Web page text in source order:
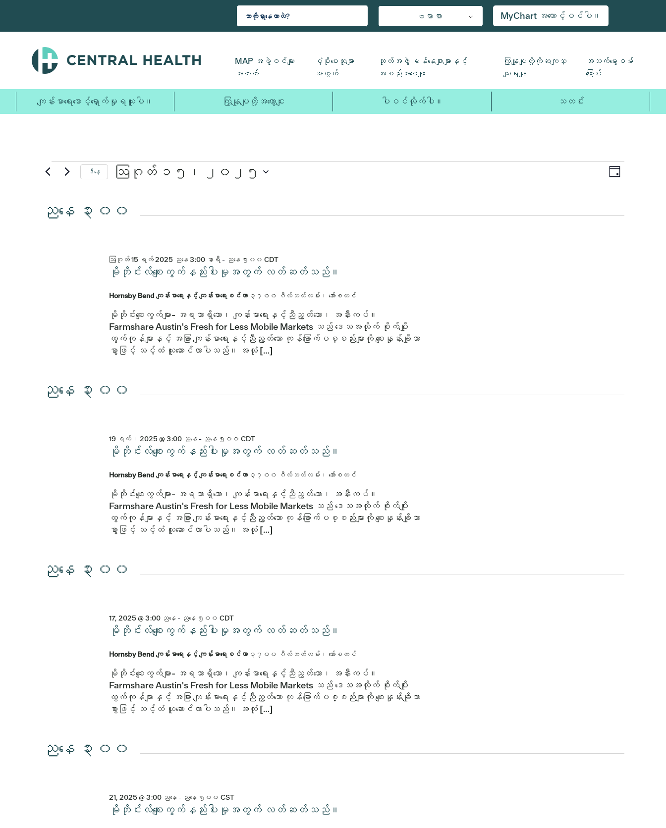
သို့
ပါ။
ဗမာစာ MyChart အကောင့်ဝင်ပါ။
MAP အဖွဲ့ဝင်များ
အတွက်
ပံ့ပိုးပေးသူများ
အတွက်
ဘုတ်အဖွဲ့ မန်နေဂျာများနှင့်
အစည်းအဝေးများ
ကြှနျုပျတို့ကိုဆကျသှ
ယျရနျ
အသက်မွေးဝမ်း
ကြောင်း
ကျန်းမာရေးစောင့်ရှောက်မှုရယူပါ။ ကြှနျုပျတို့အကွောငျး ပါဝင်လိုက်ပါ။ သတင်း
ဩဂုတ်
15,
အတွက်
အဲ့
ဒါနဲ့
Views
ပွဲ
နေ့
ဒီနေ့ ဩဂုတ် ၁၅၊ ၂၀၂၅
ရွေး
ညနေ ၃း၀၀
မိုဘိုင်းလ်စျေးကွက်နည်းပါးမှုအတွက် လတ်ဆတ်သည်။
ဩဂုတ် 15 ရက် 2025 ညနေ 3:00 နာရီ - ညနေ ၅း၀၀ CDT
Hornsby Bend ကျန်းမာရေးနှင့် ကျန်းမာရေးစင်တာ ၃၇၀၀ ဂီလ်ဘတ်လမ်း၊ အော်စတင်
မိုဘိုင်းစျေးကွက်များ- အရသာရှိသော၊ ကျန်းမာရေးနှင့်ညီညွတ်သော၊ အနီးကပ်။
Farmshare Austin's Fresh for Less Mobile Markets သည် ဒေသအလိုက် စိုက်ပျိုး
ထွက်ကုန်များနှင့် အခြား ကျန်းမာရေးနှင့်ညီညွတ်သော ကုန်ခြောက်ပစ္စည်းများကို စျေးနှုန်းချိုသာ
စွာဖြင့် သင့်ထံ ယူဆောင်လာပါသည်။ အလုံ […]
ညနေ ၃း၀၀
မိုဘိုင်းလ်စျေးကွက်နည်းပါးမှုအတွက် လတ်ဆတ်သည်။
19 ရက်၊ 2025 @ 3:00 ညနေ- ညနေ ၅း၀၀ CDT
Hornsby Bend ကျန်းမာရေးနှင့် ကျန်းမာရေးစင်တာ ၃၇၀၀ ဂီလ်ဘတ်လမ်း၊ အော်စတင်
မိုဘိုင်းစျေးကွက်များ- အရသာရှိသော၊ ကျန်းမာရေးနှင့်ညီညွတ်သော၊ အနီးကပ်။
Farmshare Austin's Fresh for Less Mobile Markets သည် ဒေသအလိုက် စိုက်ပျိုး
ထွက်ကုန်များနှင့် အခြား ကျန်းမာရေးနှင့်ညီညွတ်သော ကုန်ခြောက်ပစ္စည်းများကို စျေးနှုန်းချိုသာ
စွာဖြင့် သင့်ထံ ယူဆောင်လာပါသည်။ အလုံ […]
ညနေ ၃း၀၀
မိုဘိုင်းလ်စျေးကွက်နည်းပါးမှုအတွက် လတ်ဆတ်သည်။
17, 2025 @ 3:00 ညနေ- ညနေ ၅း၀၀ CDT
Hornsby Bend ကျန်းမာရေးနှင့် ကျန်းမာရေးစင်တာ ၃၇၀၀ ဂီလ်ဘတ်လမ်း၊ အော်စတင်
မိုဘိုင်းစျေးကွက်များ- အရသာရှိသော၊ ကျန်းမာရေးနှင့်ညီညွတ်သော၊ အနီးကပ်။
Farmshare Austin's Fresh for Less Mobile Markets သည် ဒေသအလိုက် စိုက်ပျိုး
ထွက်ကုန်များနှင့် အခြား ကျန်းမာရေးနှင့်ညီညွတ်သော ကုန်ခြောက်ပစ္စည်းများကို စျေးနှုန်းချိုသာ
စွာဖြင့် သင့်ထံ ယူဆောင်လာပါသည်။ အလုံ […]
ညနေ ၃း၀၀
မိုဘိုင်းလ်စျေးကွက်နည်းပါးမှုအတွက် လတ်ဆတ်သည်။
21, 2025 @ 3:00 ညနေ- ညနေ ၅း၀၀ CST